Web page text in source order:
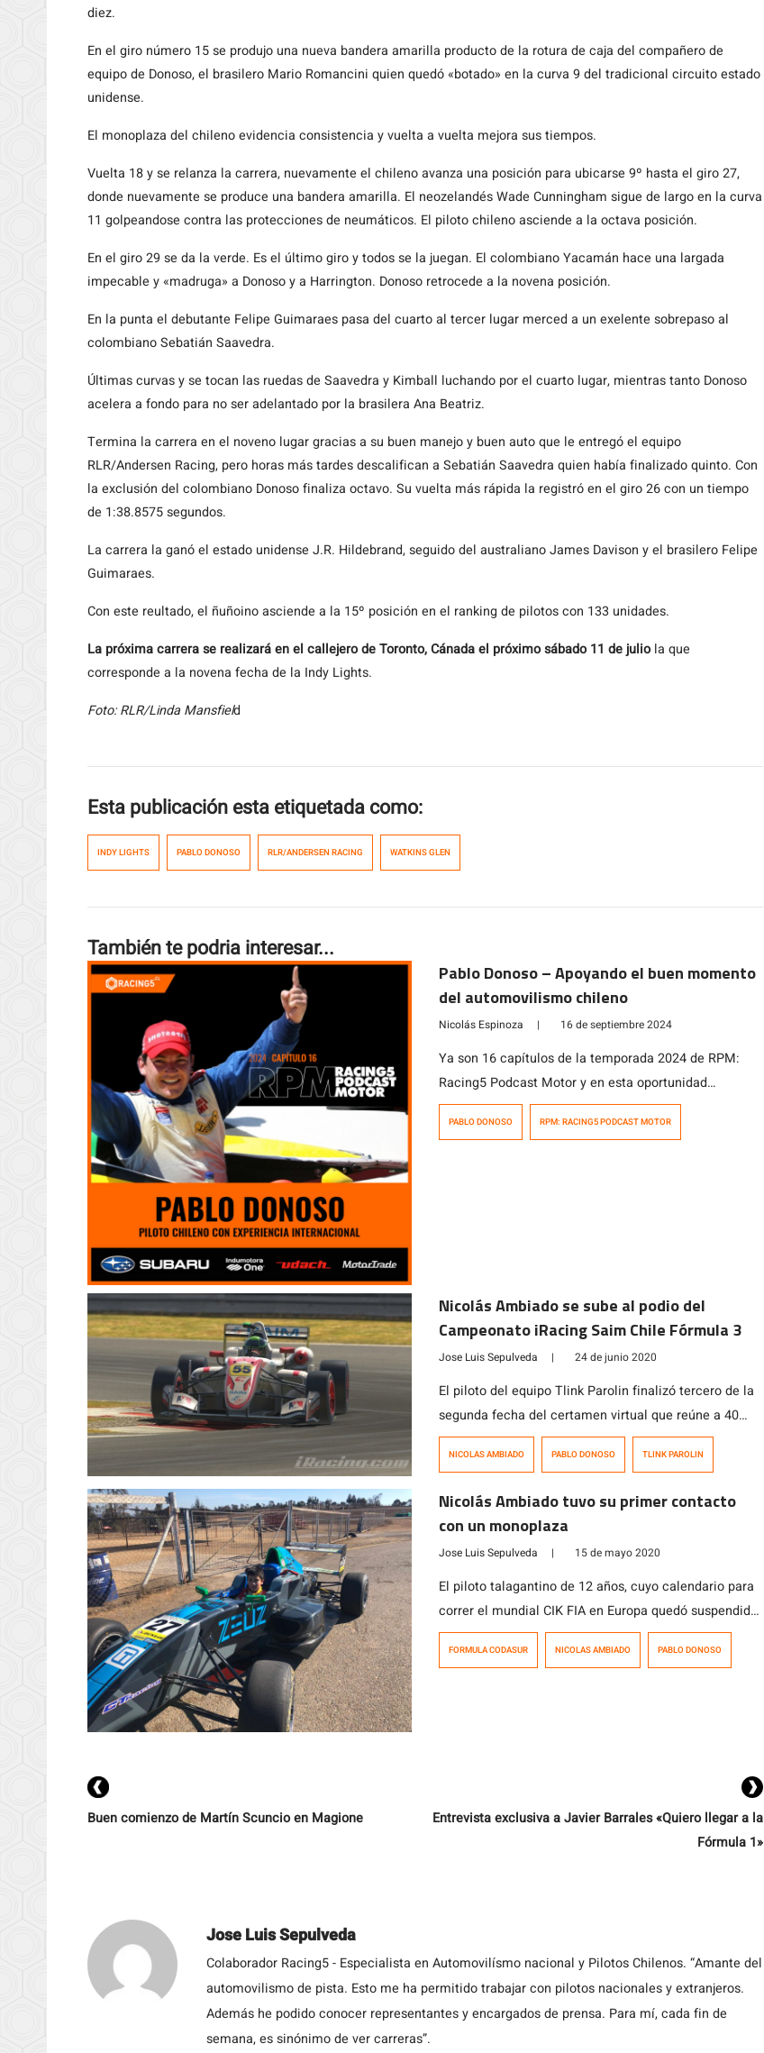
diez.
En el giro número 15 se produjo una nueva bandera amarilla producto de la rotura de caja del compañero de
equipo de Donoso, el brasilero Mario Romancini quien quedó «botado» en la curva 9 del tradicional circuito estado
unidense.
El monoplaza del chileno evidencia consistencia y vuelta a vuelta mejora sus tiempos.
Vuelta 18 y se relanza la carrera, nuevamente el chileno avanza una posición para ubicarse 9º hasta el giro 27,
donde nuevamente se produce una bandera amarilla. El neozelandés Wade Cunningham sigue de largo en la curva
11 golpeandose contra las protecciones de neumáticos. El piloto chileno asciende a la octava posición.
En el giro 29 se da la verde. Es el último giro y todos se la juegan. El colombiano Yacamán hace una largada
impecable y «madruga» a Donoso y a Harrington. Donoso retrocede a la novena posición.
En la punta el debutante Felipe Guimaraes pasa del cuarto al tercer lugar merced a un exelente sobrepaso al
colombiano Sebatián Saavedra.
Últimas curvas y se tocan las ruedas de Saavedra y Kimball luchando por el cuarto lugar, mientras tanto Donoso
acelera a fondo para no ser adelantado por la brasilera Ana Beatriz.
Termina la carrera en el noveno lugar gracias a su buen manejo y buen auto que le entregó el equipo
RLR/Andersen Racing, pero horas más tardes descalifican a Sebatián Saavedra quien había finalizado quinto. Con
la exclusión del colombiano Donoso finaliza octavo. Su vuelta más rápida la registró en el giro 26 con un tiempo
de 1:38.8575 segundos.
La carrera la ganó el estado unidense J.R. Hildebrand, seguido del australiano James Davison y el brasilero Felipe
Guimaraes.
Con este reultado, el ñuñoino asciende a la 15º posición en el ranking de pilotos con 133 unidades.
La próxima carrera se realizará en el callejero de Toronto, Cánada el próximo sábado 11 de juliola que
corresponde a la novena fecha de la Indy Lights.
Foto: RLR/Linda Mansfield
Esta publicación esta etiquetada como:
INDY LIGHTS PABLO DONOSO RLR/ANDERSEN RACING WATKINS GLEN
También te podria interesar...
Pablo Donoso – Apoyando el buen momento
del automovilismo chileno
Nicolás Espinoza | 16 de septiembre 2024
Ya son 16 capítulos de la temporada 2024 de RPM:
Racing5 Podcast Motor y en esta oportunidad
conversamos con Pablo Donoso, piloto chileno con
PABLO DONOSO RPM: RACING5 PODCAST MOTOR
Nicolás Ambiado se sube al podio del
Campeonato iRacing Saim Chile Fórmula 3
Jose Luis Sepulveda | 24 de junio 2020
El piloto del equipo Tlink Parolin finalizó tercero de la
segunda fecha del certamen virtual que reúne a 40
destacados corredores del motorsport chileno y
alza como puntero del campeonato de equipos. Ritmo,
consistencia y regularidad son algunas […]
NICOLAS AMBIADO PABLO DONOSO TLINK PAROLIN
Nicolás Ambiado tuvo su primer contacto
con un monoplaza
Jose Luis Sepulveda | 15 de mayo 2020
El piloto talagantino de 12 años, cuyo calendario para
correr el mundial CIK FIA en Europa quedó suspendido
por la pandemia, volvió a subirse a su kart luego de
FORMULA CODASUR NICOLAS AMBIADO PABLO DONOSO
Buen comienzo de Martín Scuncio en Magione
Entrevista exclusiva a Javier Barrales «Quiero llegar a la
Fórmula 1»
Jose Luis Sepulveda
Colaborador Racing5 - Especialista en Automovilísmo nacional y Pilotos Chilenos. “Amante del
automovilismo de pista. Esto me ha permitido trabajar con pilotos nacionales y extranjeros.
Además he podido conocer representantes y encargados de prensa. Para mí, cada fin de
semana, es sinónimo de ver carreras”.